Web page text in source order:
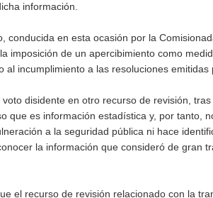
información.
conducida en esta ocasión por la
imposición de un apercibimiento como
incumplimiento a las resoluciones emitidas
disidente en otro recurso de revisión,
que es información estadística y, por tanto,
a la seguridad pública ni hace
la información que consideró de gran
el recurso de revisión relacionado con la